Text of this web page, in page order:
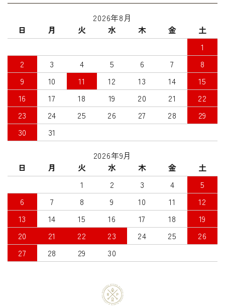
2026年8月
日
月 火 水 木 金
土
1
2
3 4 5 6 7
8
9
10 11 12 13 14
15
16
17 18 19 20 21
22
23
24 25 26 27 28
29
30
31
2026年9月
日
月 火 水 木 金
土
1
2 3 4
5
6
7 8 9 10 11
12
13
14 15 16 17 18
19
20
21 22 23 24 25
26
27
28 29 30